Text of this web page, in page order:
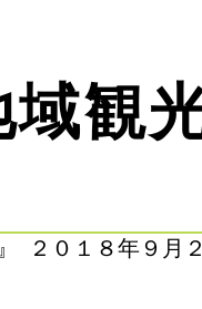
域観
２０１８年９月